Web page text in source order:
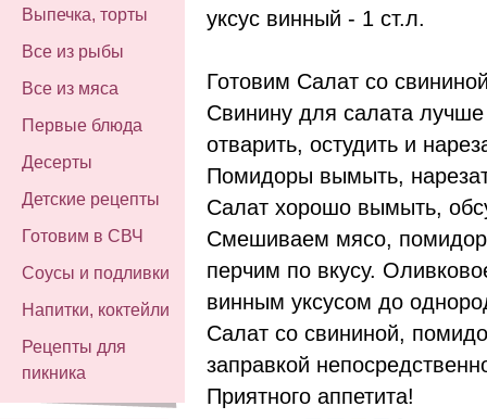
Выпечка, торты
Все из рыбы
Все из мяса
Первые блюда
Десерты
Детские рецепты
Готовим в СВЧ
Соусы и подливки
Напитки, коктейли
Рецепты для
пикника
уксус винный - 1 ст.л.
Готовим Салат со
Свинину для салата
отварить, остудить и
Помидоры вымыть,
Салат хорошо вымыть,
Смешиваем мясо,
перчим по вкусу.
винным уксусом до
Салат со свининой,
заправкой
Приятного аппетита!